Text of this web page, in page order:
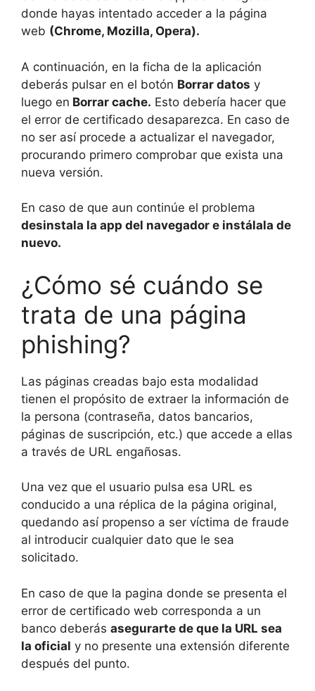
donde hayas intentado acceder a la página
web (Chrome, Mozilla, Opera).
A continuación, en la ficha de la aplicación
deberás pulsar en el botón Borrar datos y
luego en Borrar cache. Esto debería hacer que
el error de certificado desaparezca. En caso de
no ser así procede a actualizar el navegador,
procurando primero comprobar que exista una
nueva versión.
En caso de que aun continúe el problema
desinstala la app del navegador e instálala de
nuevo.
¿Cómo sé cuándo se
trata de una página
phishing?
Las páginas creadas bajo esta modalidad
tienen el propósito de extraer la información de
la persona (contraseña, datos bancarios,
páginas de suscripción, etc.) que accede a ellas
a través de URL engañosas.
Una vez que el usuario pulsa esa URL es
conducido a una réplica de la página original,
quedando así propenso a ser víctima de fraude
al introducir cualquier dato que le sea
solicitado.
En caso de que la pagina donde se presenta el
error de certificado web corresponda a un
banco deberás asegurarte de que la URL sea
la oficial y no presente una extensión diferente
después del punto.